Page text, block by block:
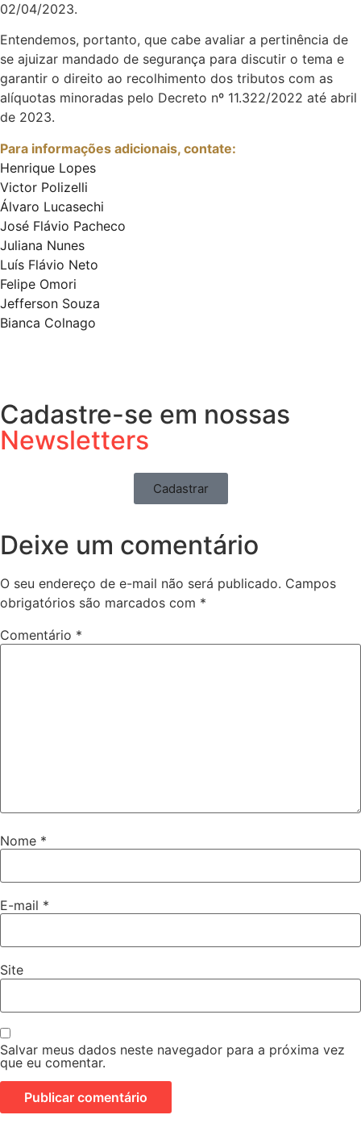
02/04/2023.
Entendemos, portanto, que cabe avaliar a pertinência de
se ajuizar mandado de segurança para discutir o tema e
garantir o direito ao recolhimento dos tributos com as
alíquotas minoradas pelo Decreto nº 11.322/2022 até abril
de 2023.
Para informações adicionais, contate:
Henrique Lopes
Victor Polizelli
Álvaro Lucasechi
José Flávio Pacheco
Juliana Nunes
Luís Flávio Neto
Felipe Omori
Jefferson Souza
Bianca Colnago
Cadastre-se em nossas
Newsletters
Cadastrar
Deixe um comentário
O seu endereço de e-mail não será publicado. Campos
obrigatórios são marcados com *
Comentário *
Nome *
E-mail *
Site
Salvar meus dados neste navegador para a próxima vez
que eu comentar.